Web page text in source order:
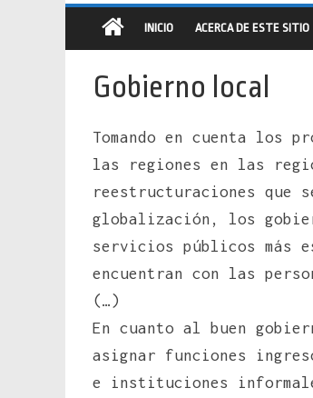
INICIO ACERCA DE ESTE SITIO
Gobierno local
Tomando en cuenta los
las regiones en las
reestructuraciones que
globalización, los
servicios públicos más
encuentran con las
(…)
En cuanto al buen
asignar funciones
e instituciones